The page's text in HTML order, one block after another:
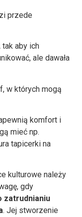
przede
aby ich
ale dawała
w których mogą
komfort i
mieć np.
tapicerki na
kulturowe należy
gdy
zatrudnianiu
. Jej stworzenie